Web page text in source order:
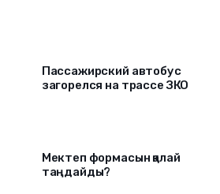
Пассажирский автобус
загорелся на трассе ЗКО
Мектеп формасын қалай
таңдайды?